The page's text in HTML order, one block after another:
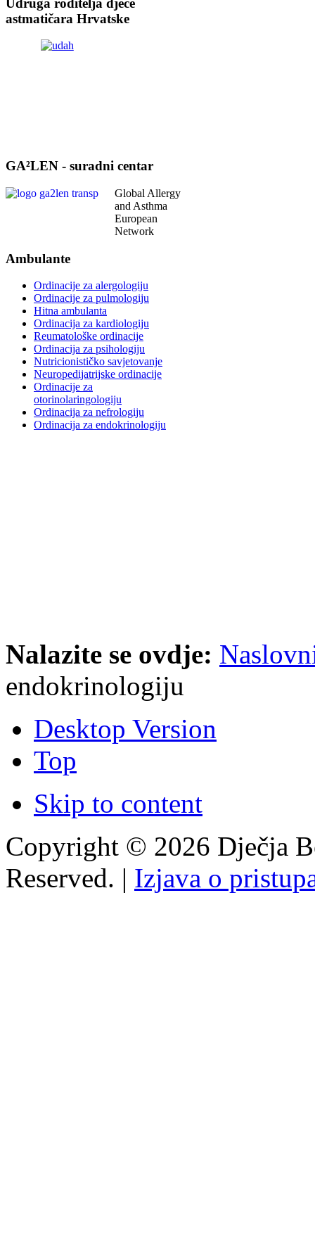
astmatičara Hrvatske
GA²LEN - suradni centar
Global Allergy
and Asthma
European
Network
Ambulante
Ordinacije za alergologiju
Ordinacije za pulmologiju
Hitna ambulanta
Ordinacija za kardiologiju
Reumatološke ordinacije
Ordinacija za psihologiju
Nutricionističko savjetovanje
Neuropedijatrijske ordinacije
Ordinacije za
otorinolaringologiju
Ordinacija za nefrologiju
Ordinacija za endokrinologiju
Nalazite se ovdje:
endokrinologiju
Desktop Version
Top
Skip to content
Copyright © 2026 Dječja
Reserved. | Izjava o